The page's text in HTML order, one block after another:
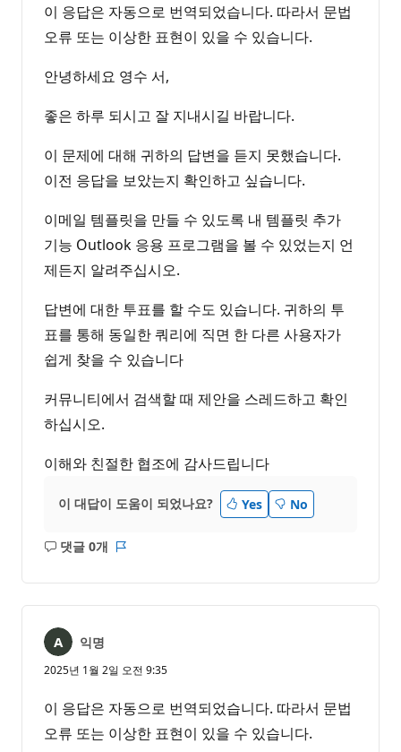
이 응답은 자동으로 번역되었습니다. 따라서 문법
오류 또는 이상한 표현이 있을 수 있습니다.
안녕하세요 영수 서,
좋은 하루 되시고 잘 지내시길 바랍니다.
이 문제에 대해 귀하의 답변을 듣지 못했습니다.
이전 응답을 보았는지 확인하고 싶습니다.
이메일 템플릿을 만들 수 있도록 내 템플릿 추가
기능 Outlook 응용 프로그램을 볼 수 있었는지 언
제든지 알려주십시오.
답변에 대한 투표를 할 수도 있습니다. 귀하의 투
표를 통해 동일한 쿼리에 직면 한 다른 사용자가
쉽게 찾을 수 있습니다
커뮤니티에서 검색할 때 제안을 스레드하고 확인
하십시오.
이해와 친절한 협조에 감사드립니다
이 대답이 도움이 되었나요? Yes No
댓글 0개
설
음
익명
2025년 1월 2일 오전 9:35
이 응답은 자동으로 번역되었습니다. 따라서 문법
오류 또는 이상한 표현이 있을 수 있습니다.